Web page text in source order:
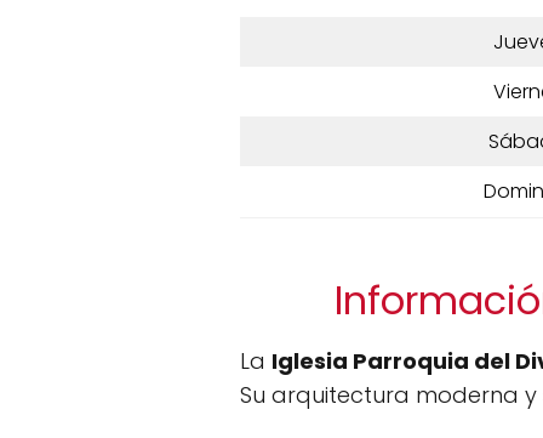
La Iglesia Parroquia del
Su arquitectura moderna y